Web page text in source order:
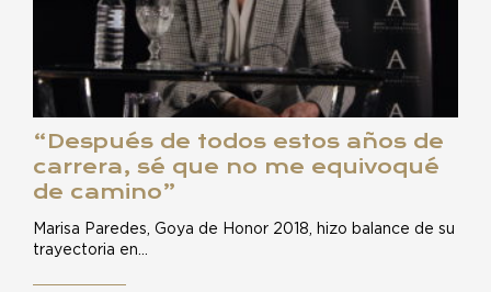
“Después de todos estos años de
carrera, sé que no me equivoqué
de camino”
Marisa Paredes, Goya de Honor 2018, hizo balance de su
trayectoria en…